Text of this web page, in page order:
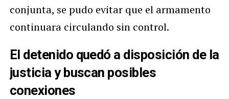
conjunta, se pudo evitar que el armamento
continuara circulando sin control.
El detenido quedó a disposición de la
justicia y buscan posibles
conexiones